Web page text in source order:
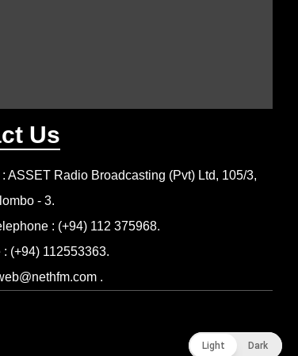
Us
ASSET Radio Broadcasting (Pvt) Ltd, 105/3,
- 3.
: (+94) 112 375968.
: (+94) 112553363.
.
Light Dark
Light Dark